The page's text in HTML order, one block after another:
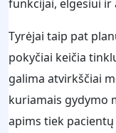
funkcijai, elgesiui
Tyrėjai taip pat
pokyčiai keičia
galima atvirkščiai
kuriamais gydymo
apims tiek